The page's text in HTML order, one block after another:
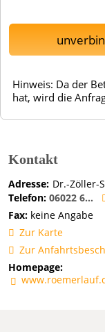
Hinweis: Da der
hat, wird die
Kontakt
Adresse: Dr.-Zöller-
Telefon: 06022 6...
Fax: keine Angabe
Zur Karte
Zur
Homepage: